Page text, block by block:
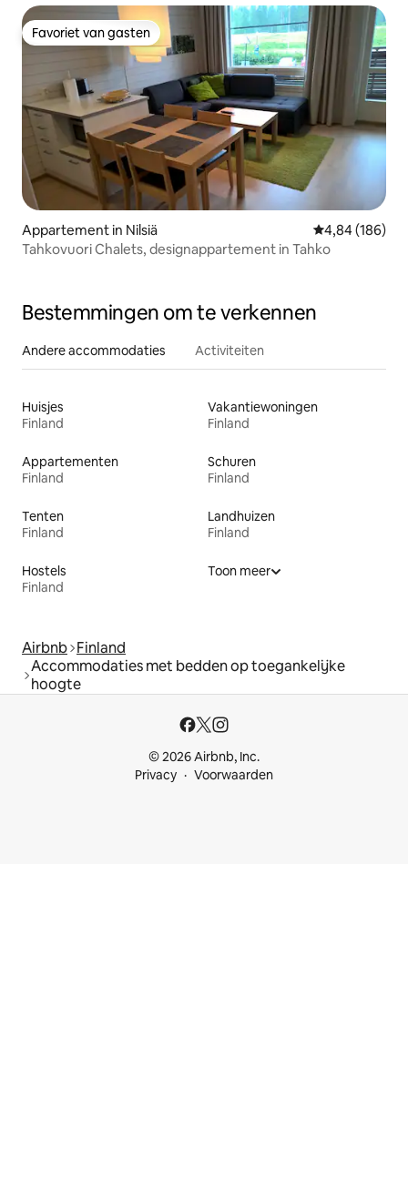
Favoriet van gasten
Favoriet van gasten
Appartement in Nilsiä Gemiddelde
4,84 (186)
Tahkovuori Chalets, designappartement in Tahko
Bestemmingen om te verkennen
Andere accommodaties Activiteiten
Huisjes
Finland
Vakantiewoningen
Finland
Appartementen
Finland
Schuren
Finland
Tenten
Finland
Landhuizen
Finland
Hostels
Finland
Toon meer
Airbnb Finland
Accommodaties met bedden op toegankelijke
hoogte
© 2026 Airbnb, Inc.
Privacy
Voorwaarden